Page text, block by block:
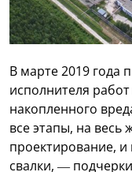
В марте 2019 года
исполнителя
накопленного
все этапы, на
проектирование,
свалки, —